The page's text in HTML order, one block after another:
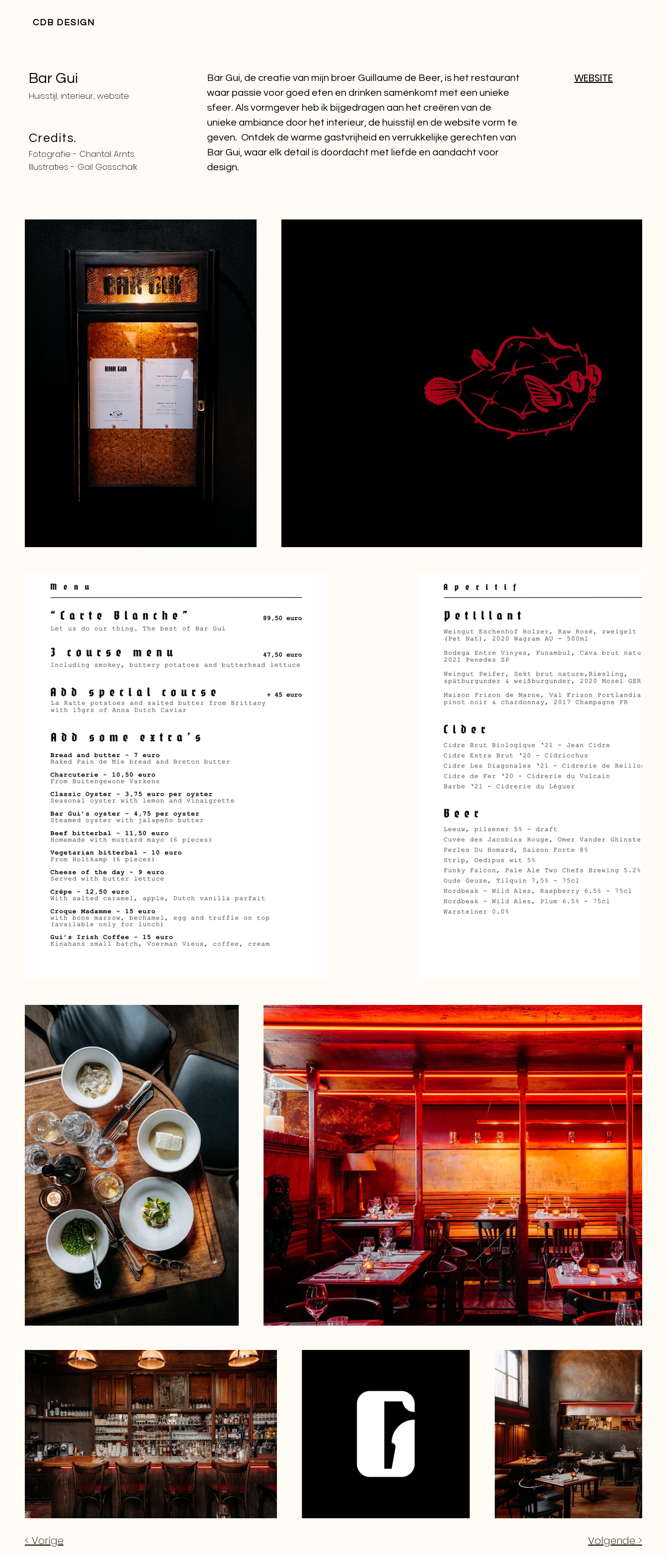
CDB DESIG N
Bar Gui
Huisstijl, interieur, website
Credits.
Fotografie - Chantal Arnts
Illustraties - Gail Gosschalk
Bar Gui, de creatie van mijn broer Guillaume de Beer, is het restaurant
waar passie voor goed eten en drinken samenkomt met een unieke
sfeer. Als vormgever heb ik bijgedragen aan het creëren van de
unieke ambiance door het interieur, de huisstijl en de website vorm te
geven. Ontdek de warme gastvrijheid en verrukkelijke gerechten van
Bar Gui, waar elk detail is doordacht met liefde en aandacht voor
design.
WEBSITE
< Vorige Volgende >